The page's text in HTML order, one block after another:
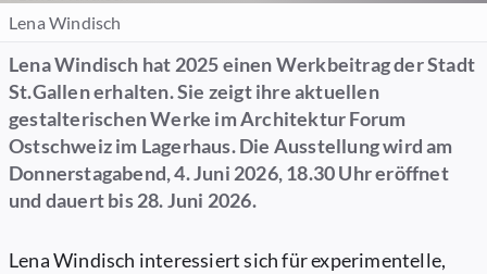
Lena Windisch
Lena Windisch hat 2025 einen Werkbeitrag der Stadt
St.Gallen erhalten. Sie zeigt ihre aktuellen
gestalterischen Werke im Architektur Forum
Ostschweiz im Lagerhaus. Die Ausstellung wird am
Donnerstagabend, 4. Juni 2026, 18.30 Uhr eröffnet
und dauert bis 28. Juni 2026.
Lena Windisch interessiert sich für experimentelle,